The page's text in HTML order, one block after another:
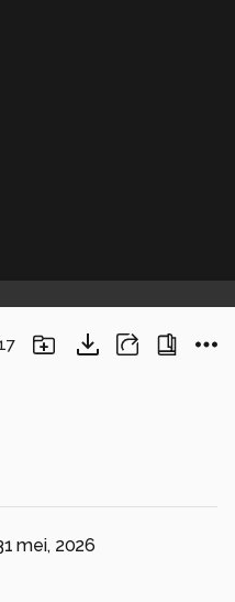
mei, 2026